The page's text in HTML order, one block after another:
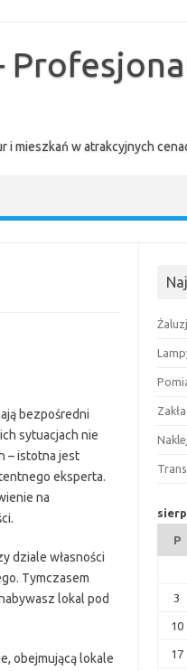
mieszkań w atrakcyjnych
bezpośredni
sytuacjach nie
– istotna jest
eksperta.
na
dziale własności
Tymczasem
lokal pod
obejmującą lokale
P
3
10
17